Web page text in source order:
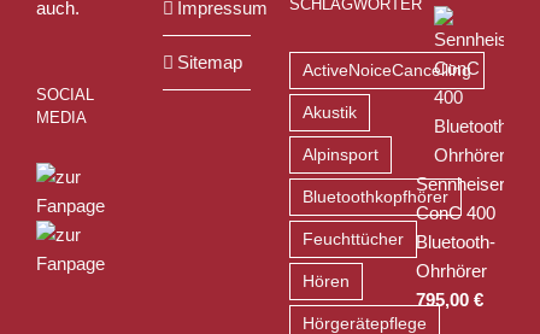
auch.
SOCIAL
MEDIA
Impressum
Sitemap
SCHLAGWÖRTER
ActiveNoiceCancelling
Akustik
Alpinsport
Bluetoothkopfhörer
Feuchttücher
Hören
Hörgerätepflege
Sennheiser
ConC 400
Bluetooth-
Ohrhörer
795,00 €